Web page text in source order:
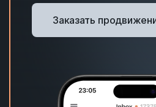
Заказать